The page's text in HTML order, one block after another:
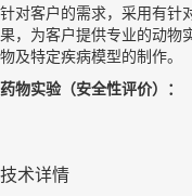
针对客户的需求，采用有针
果，为客户提供专业的动物
物及特定疾病模型的制作。
药物实验（安全性评价）：
技术详情